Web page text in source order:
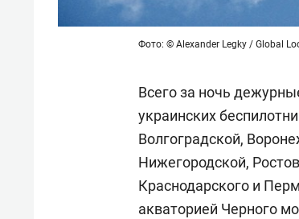
Фото: © Alexander Legky / Global
Всего за ночь
украинских
Волгоградской,
Нижегородской,
Краснодарского и
акваторией Черного